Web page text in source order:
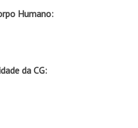
Humano:
da CG: